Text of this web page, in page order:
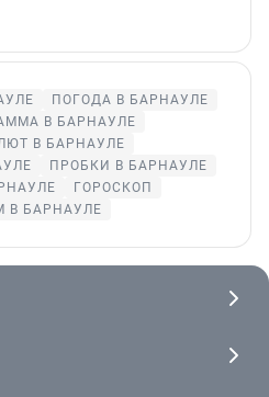
ПОГОДА В БАРНАУЛЕ
В БАРНАУЛЕ
В БАРНАУЛЕ
ПРОБКИ В БАРНАУЛЕ
ГОРОСКОП
В БАРНАУЛЕ